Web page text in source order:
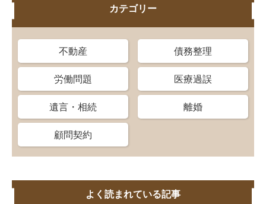
カテゴリー
不動産 債務整理
労働問題 医療過誤
遺言・相続 離婚
顧問契約
よく読まれている記事